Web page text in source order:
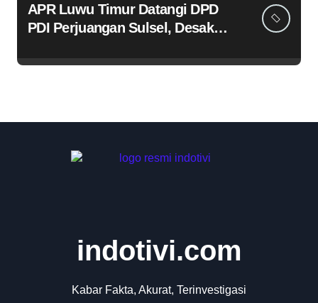
APR Luwu Timur Datangi DPD
PDI Perjuangan Sulsel, Desak
indotivi.com
Kabar Fakta, Akurat, Terinvestigasi